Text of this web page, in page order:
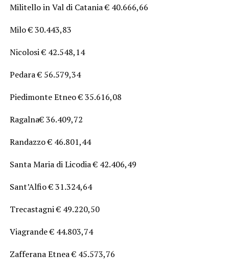
Militello in Val di Catania € 40.666,66
Milo € 30.443,83
Nicolosi € 42.548,14
Pedara € 56.579,34
Piedimonte Etneo € 35.616,08
Ragalna€ 36.409,72
Randazzo € 46.801,44
Santa Maria di Licodia € 42.406,49
Sant’Alfio € 31.324,64
Trecastagni € 49.220,50
Viagrande € 44.803,74
Zafferana Etnea € 45.573,76